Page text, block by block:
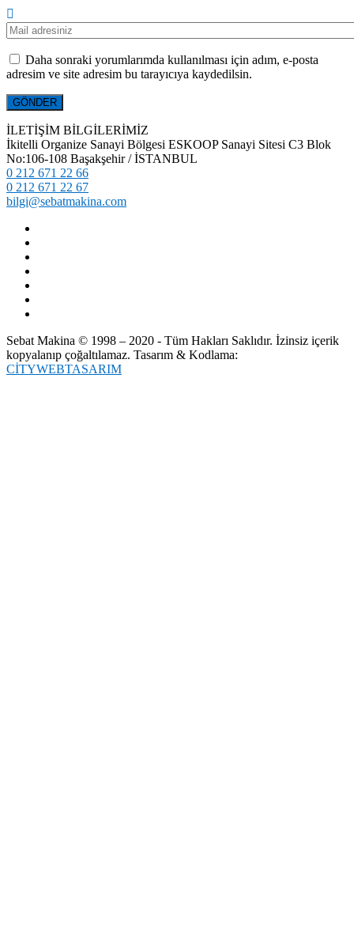
Daha sonraki yorumlarımda kullanılması için adım, e-posta
adresim ve site adresim bu tarayıcıya kaydedilsin.
İLETİŞİM BİLGİLERİMİZ
İkitelli Organize Sanayi Bölgesi ESKOOP Sanayi Sitesi C3 Blok
No:106-108 Başakşehir / İSTANBUL
0 212 671 22 66
0 212 671 22 67
bilgi@sebatmakina.com
Sebat Makina © 1998 – 2020 - Tüm Hakları Saklıdır. İzinsiz içerik
kopyalanıp çoğaltılamaz. Tasarım & Kodlama:
CİTYWEBTASARIM